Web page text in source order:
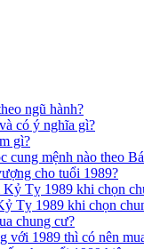
ngũ hành?
có ý nghĩa gì?
gì?
cung mệnh nào theo
cho tuổi 1989?
Tỵ 1989 khi chọn
Tỵ 1989 khi chọn
chung cư?
với 1989 thì có nên